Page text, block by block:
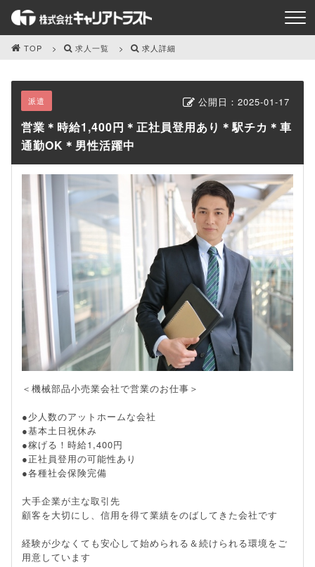
TOP 求人一覧 求人詳細
公開日：2025-01-17
派遣
営業＊時給1,400円＊正社員登用あり＊駅チカ＊車
通勤OK＊男性活躍中
＜機械部品小売業会社で営業のお仕事＞
●少人数のアットホームな会社
●基本土日祝休み
●稼げる！時給1,400円
●正社員登用の可能性あり
●各種社会保険完備
大手企業が主な取引先
顧客を大切にし、信用を得て業績をのばしてきた会社です
経験が少なくても安心して始められる＆続けられる環境をご
用意しています